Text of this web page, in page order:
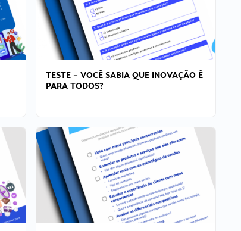
TESTE – VOCÊ SABIA QUE INOVAÇÃO É
PARA TODOS?